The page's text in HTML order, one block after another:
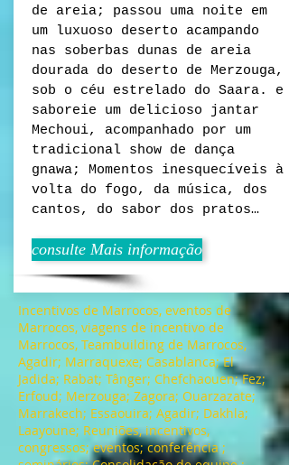
de areia; passou uma noite em
um luxuoso deserto acampando
nas soberbas dunas de areia
dourada do deserto de Merzouga,
sob o céu estrelado do Saara. e
saboreie um delicioso jantar
Mechoui, acompanhado por um
tradicional show de dança
gnawa; Momentos inesquecíveis à
volta do fogo, da música, dos
cantos, do sabor dos pratos…
consulte Mais informação
Incentivos de Marrocos, eventos de
Marrocos, viagens de incentivo de
Marrocos, Teambuilding de Marrocos,
Agadir; Marraquexe; Casablanca; El
Jadida; Rabat; Tânger; Chefchaouen; Fez;
Erfoud; Merzouga; Zagora; Ouarzazate;
Marrakech; Essaouira; Agadir; Dakhla;
Laayoune; Reuniões, incentivos,
congressos; eventos; conferência ;